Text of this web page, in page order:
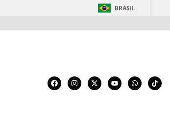
BRASIL